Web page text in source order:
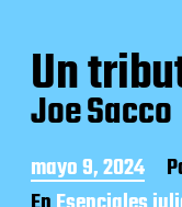
Un
Joe Sacco
F
e
mayo 9, 2024